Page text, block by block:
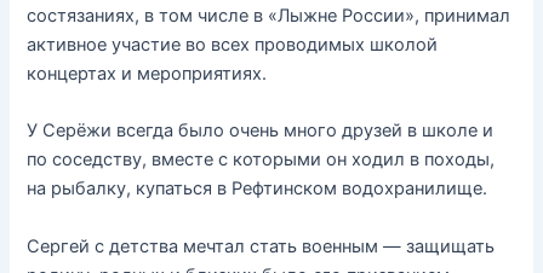
состязаниях, в том числе в «Лыжне России», принимал
активное участие во всех проводимых школой
концертах и мероприятиях.
У Серёжи всегда было очень много друзей в школе и
по соседству, вместе с которыми он ходил в походы,
на рыбалку, купаться в Рефтинском водохранилище.
Сергей с детства мечтал стать военным — защищать